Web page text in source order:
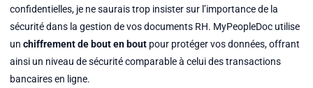
confidentielles, je ne saurais trop insister sur l’importance de la
sécurité dans la gestion de vos documents RH. MyPeopleDoc utilise
un chiffrement de bout en boutpour protéger vos données, offrant
ainsi un niveau de sécurité comparable à celui des transactions
bancaires en ligne.